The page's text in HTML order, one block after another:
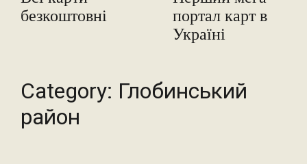
безкоштовні
портал карт в
Україні
Category: Глобинський
район